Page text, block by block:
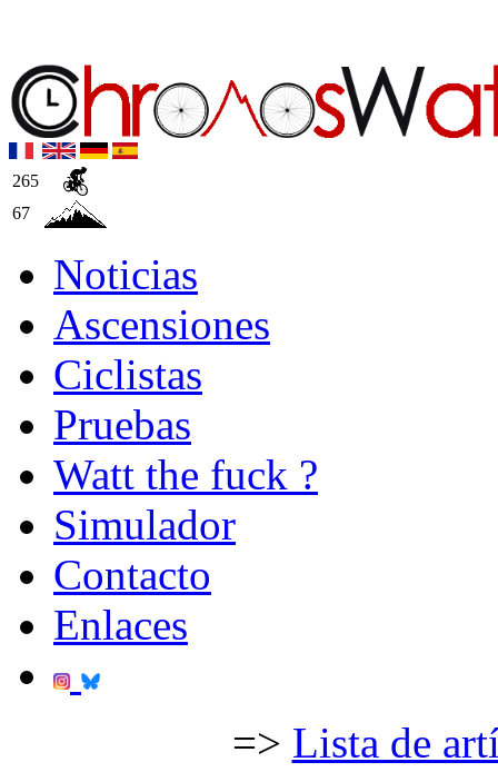
265
67
Noticias
Ascensiones
Ciclistas
Pruebas
Watt the fuck ?
Simulador
Contacto
Enlaces
=> Lista de